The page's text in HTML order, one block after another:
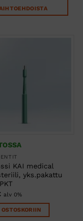
KAI medical
yks.pakattu
alv 0%